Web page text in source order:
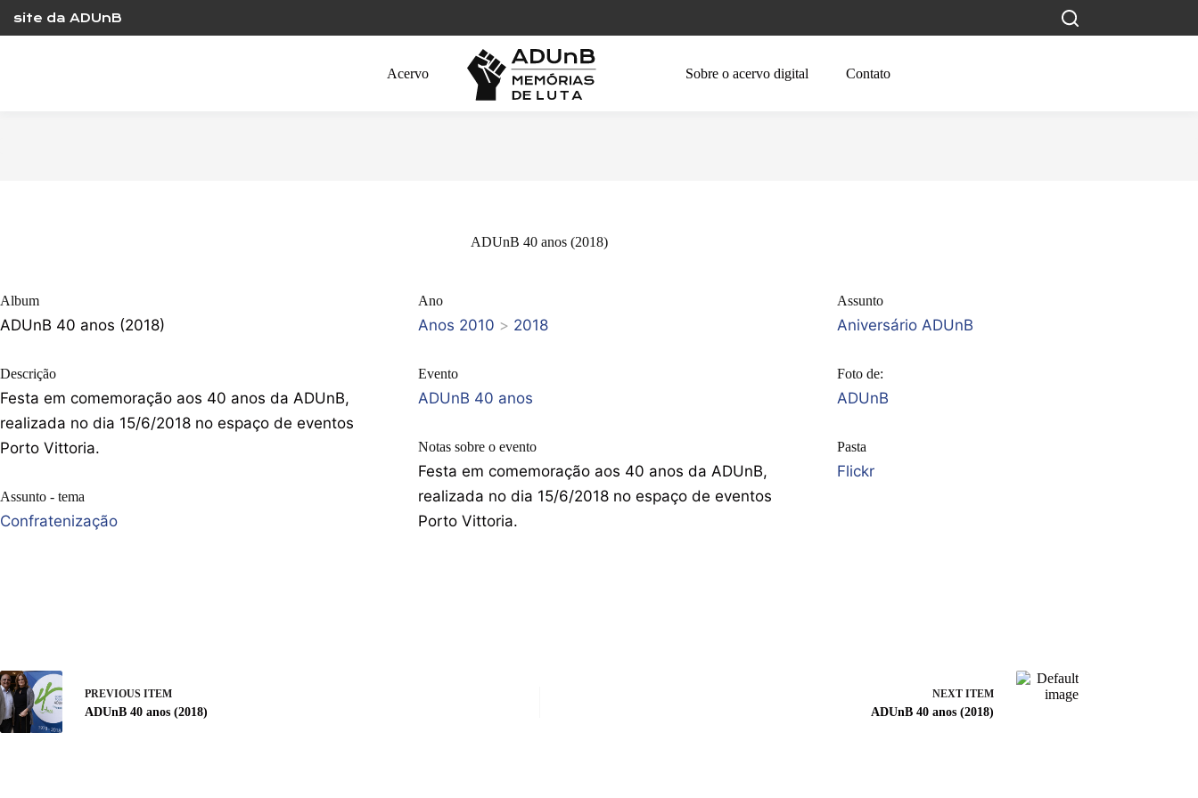
content
site da ADUnB
Acervo Sobre o acervo digital Contato
ADUnB 40 anos (2018)
Album
ADUnB 40 anos (2018)
Descrição
Festa em comemoração aos 40 anos da ADUnB,
realizada no dia 15/6/2018 no espaço de eventos
Porto Vittoria.
Assunto - tema
Confratenização
Ano
Anos 2010 > 2018
Evento
ADUnB 40 anos
Notas sobre o evento
Festa em comemoração aos 40 anos da ADUnB,
realizada no dia 15/6/2018 no espaço de eventos
Porto Vittoria.
Assunto
Aniversário ADUnB
Foto de:
ADUnB
Pasta
Flickr
PREVIOUS ITEM
ADUnB 40 anos (2018)
NEXT ITEM
ADUnB 40 anos (2018)